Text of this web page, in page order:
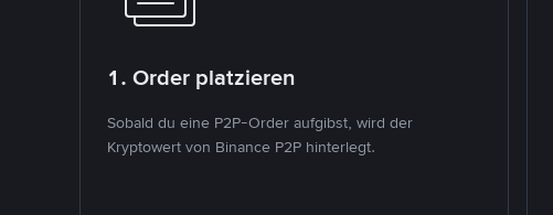
1. Order platzieren
Sobald du eine P2P-Order aufgibst, wird der
Kryptowert von Binance P2P hinterlegt.